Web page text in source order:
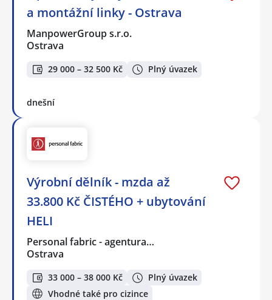
a montážní linky - Ostrava
ManpowerGroup s.r.o.
Ostrava
29 000 – 32 500 Kč Plný úvazek
dnešní
Výrobní dělník - mzda až
33.800 Kč ČISTÉHO + ubytování
HELI
Personal fabric - agentura…
Ostrava
33 000 – 38 000 Kč
Plný úvazek
Vhodné také pro cizince